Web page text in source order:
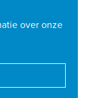
over onze